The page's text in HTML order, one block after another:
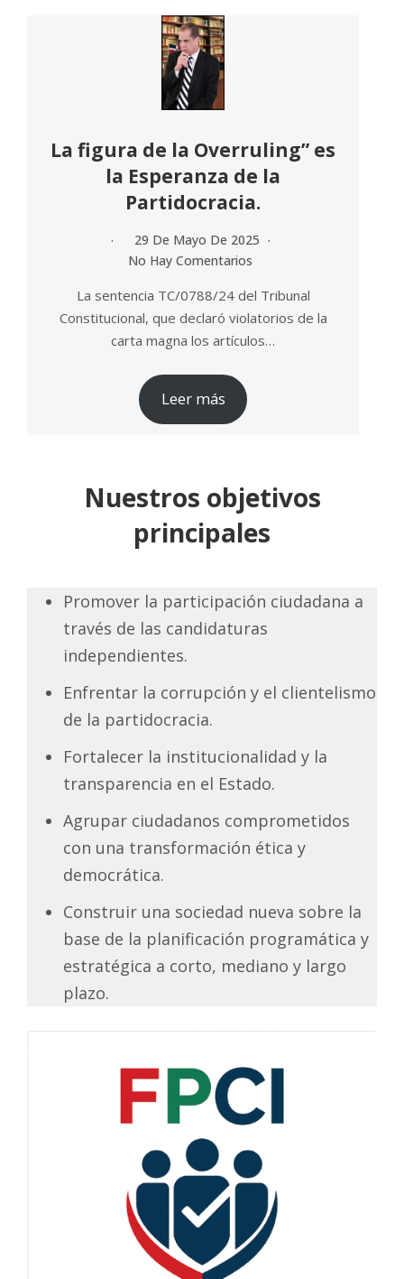
La figura de la Overruling” es
la Esperanza de la
Partidocracia.
29 De Mayo De 2025
No Hay Comentarios
La sentencia TC/0788/24 del Tribunal
Constitucional, que declaró violatorios de la
carta magna los artículos…
Leer más
Nuestros objetivos
principales
Promover la participación ciudadana a
través de las candidaturas
independientes.
Enfrentar la corrupción y el clientelismo
de la partidocracia.
Fortalecer la institucionalidad y la
transparencia en el Estado.
Agrupar ciudadanos comprometidos
con una transformación ética y
democrática.
Construir una sociedad nueva sobre la
base de la planificación programática y
estratégica a corto, mediano y largo
plazo.